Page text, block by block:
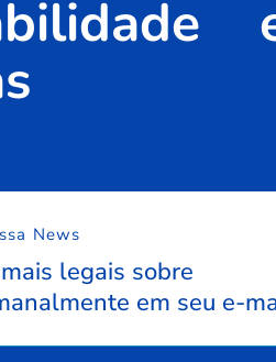
News
legais sobre
em seu e-